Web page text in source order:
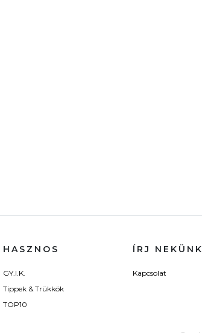
HASZNOS
GY.I.K.
Tippek & Trükkök
TOP10
ÍRJ NEKÜNK
Kapcsolat